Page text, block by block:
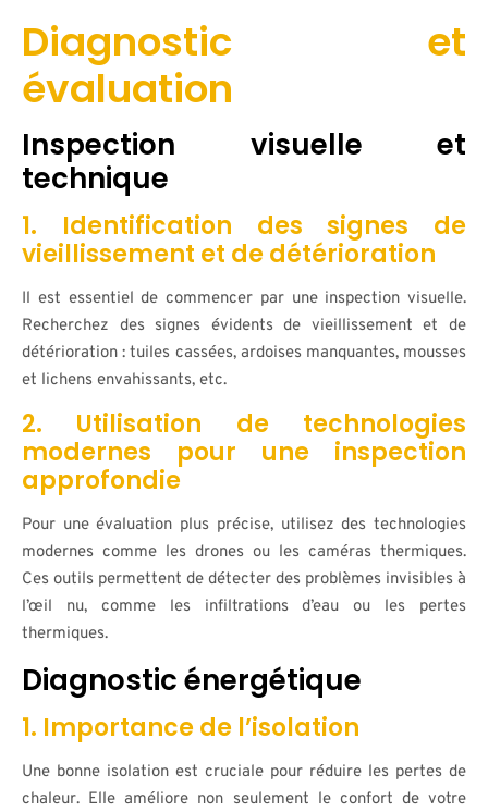
Diagnostic et
évaluation
Inspection visuelle et
technique
1. Identification des signes de
vieillissement et de détérioration
Il est essentiel de commencer par une inspection visuelle.
Recherchez des signes évidents de vieillissement et de
détérioration : tuiles cassées, ardoises manquantes, mousses
et lichens envahissants, etc.
2. Utilisation de technologies
modernes pour une inspection
approfondie
Pour une évaluation plus précise, utilisez des technologies
modernes comme les drones ou les caméras thermiques.
Ces outils permettent de détecter des problèmes invisibles à
l’œil nu, comme les infiltrations d’eau ou les pertes
thermiques.
Diagnostic énergétique
1. Importance de l’isolation
Une bonne isolation est cruciale pour réduire les pertes de
chaleur. Elle améliore non seulement le confort de votre